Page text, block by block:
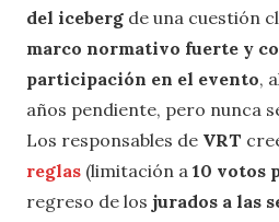
del iceberg de una cuestión
marco normativo fuerte y
participación en el evento,
años pendiente, pero nunca
Los responsables de VRT
reglas (limitación a 10 votos
regreso de los jurados a las